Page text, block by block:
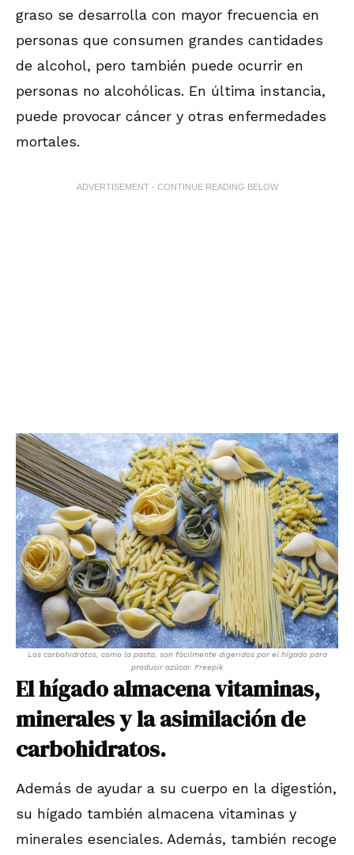
graso se desarrolla con mayor frecuencia en
personas que consumen grandes cantidades
de alcohol, pero también puede ocurrir en
personas no alcohólicas. En última instancia,
puede provocar cáncer y otras enfermedades
mortales.
ADVERTISEMENT - CONTINUE READING BELOW
Los carbohidratos, como la pasta, son fácilmente digeridos por el hígado para
producir azúcar. Freepik
El hígado almacena vitaminas,
minerales y la asimilación de
carbohidratos.
Además de ayudar a su cuerpo en la digestión,
su hígado también almacena vitaminas y
minerales esenciales. Además, también recoge